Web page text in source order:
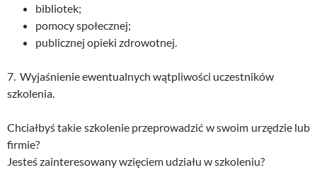
bibliotek;
pomocy społecznej;
publicznej opieki zdrowotnej.
7. Wyjaśnienie ewentualnych wątpliwości uczestników
szkolenia.
Chciałbyś takie szkolenie przeprowadzić w swoim urzędzie lub
firmie?
Jesteś zainteresowany wzięciem udziału w szkoleniu?